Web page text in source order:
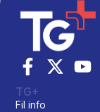
TG+
Fil info